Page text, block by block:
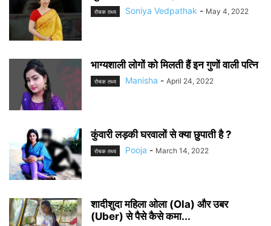
रोचक तथ्य Soniya Vedpathak - May 4, 2022
भाग्यशाली लोगों को मिलती हैं इन गुणों वाली पत्नि
रोचक तथ्य Manisha - April 24, 2022
कुंवारी लड़की घरवालों से क्या छुपाती है ?
रोचक तथ्य Pooja - March 14, 2022
शादीशुदा महिला ओला (Ola) और उबर
(Uber) से पैसे कैसे कमा...